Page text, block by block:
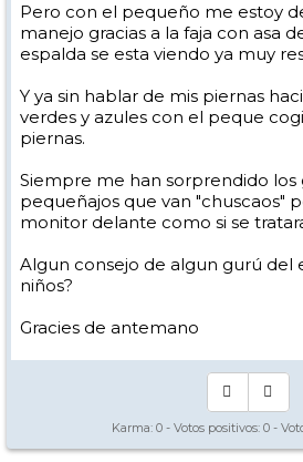
Pero con el pequeño me estoy
manejo gracias a la faja con asa
espalda se esta viendo ya muy
Y ya sin hablar de mis piernas
verdes y azules con el peque
piernas.
Siempre me han sorprendido los
pequeñajos que van "chuscaos"
monitor delante como si se
Algun consejo de algun gurú del
niños?
Gracies de antemano
Karma: 0 - Votos positivos: 0 -